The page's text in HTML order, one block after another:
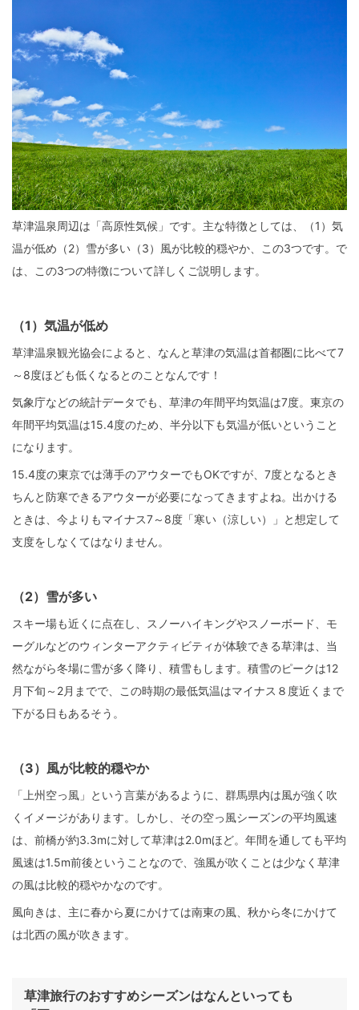
草津温泉周辺は「高原性気候」です。主な特徴としては、（1）気
温が低め（2）雪が多い（3）風が比較的穏やか、この3つです。で
は、この3つの特徴について詳しくご説明します。
（1）気温が低め
草津温泉観光協会によると、なんと草津の気温は首都圏に比べて7
～8度ほども低くなるとのことなんです！
気象庁などの統計データでも、草津の年間平均気温は7度。東京の
年間平均気温は15.4度のため、半分以下も気温が低いということ
になります。
15.4度の東京では薄手のアウターでもOKですが、7度となるとき
ちんと防寒できるアウターが必要になってきますよね。出かける
ときは、今よりもマイナス7～8度「寒い（涼しい）」と想定して
支度をしなくてはなりません。
（2）雪が多い
スキー場も近くに点在し、スノーハイキングやスノーボード、モ
ーグルなどのウィンターアクティビティが体験できる草津は、当
然ながら冬場に雪が多く降り、積雪もします。積雪のピークは12
月下旬～2月までで、この時期の最低気温はマイナス８度近くまで
下がる日もあるそう。
（3）風が比較的穏やか
「上州空っ風」という言葉があるように、群馬県内は風が強く吹
くイメージがあります。しかし、その空っ風シーズンの平均風速
は、前橋が約3.3mに対して草津は2.0mほど。年間を通しても平均
風速は1.5m前後ということなので、強風が吹くことは少なく草津
の風は比較的穏やかなのです。
風向きは、主に春から夏にかけては南東の風、秋から冬にかけて
は北西の風が吹きます。
草津旅行のおすすめシーズンはなんといっても